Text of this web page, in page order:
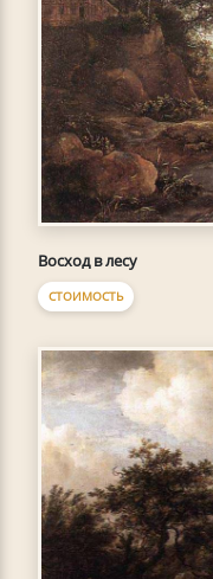
Восход в лесу
СТОИМОСТЬ